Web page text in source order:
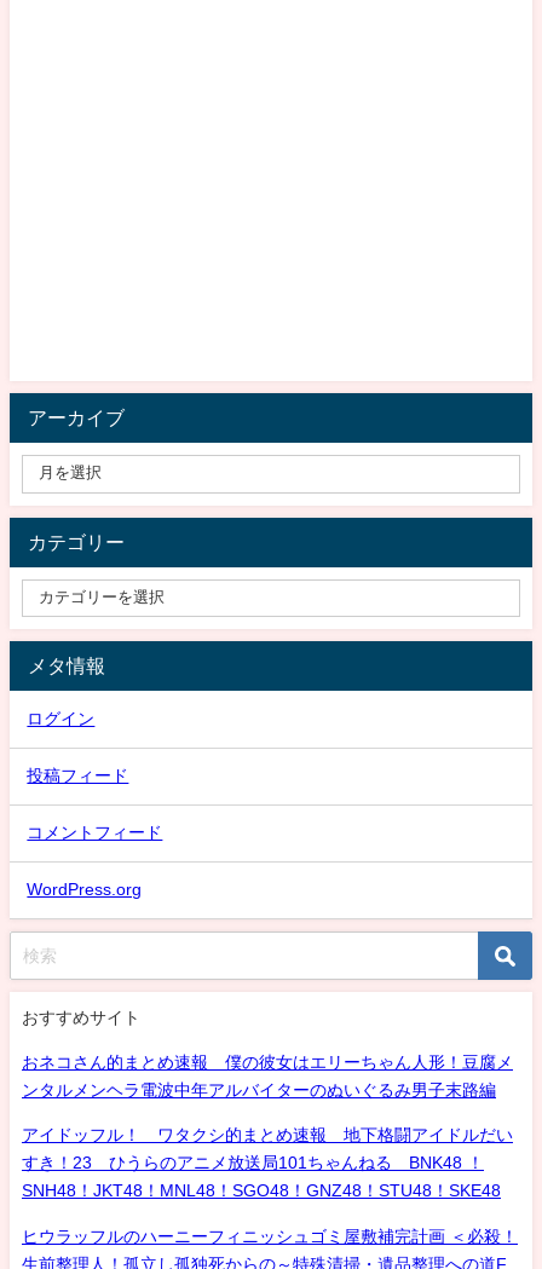
アーカイブ
カテゴリー
メタ情報
ログイン
投稿フィード
コメントフィード
WordPress.org
おすすめサイト
おネコさん的まとめ速報 僕の彼女はエリーちゃん人形！豆腐メ
ンタルメンヘラ電波中年アルバイターのぬいぐるみ男子末路編
アイドッフル！ ワタクシ的まとめ速報 地下格闘アイドルだい
すき！23 ひうらのアニメ放送局101ちゃんねる BNK48 ！
SNH48！JKT48！MNL48！SGO48！GNZ48！STU48！SKE48
ヒウラッフルのハーニーフィニッシュゴミ屋敷補完計画 ＜必殺！
生前整理人！孤立し孤独死からの～特殊清掃・遺品整理への道F